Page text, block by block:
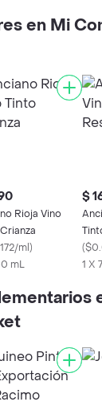
en Mi
Rioja Vino
ml)
mL
$
(
1 X